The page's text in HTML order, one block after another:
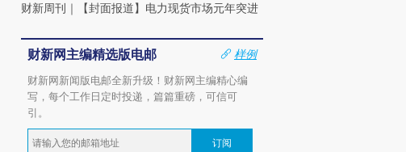
财新周刊 ｜ 【封面报道】电力现货市场元年突进
财新网主编精选版电邮
样例
财新网新闻版电邮全新升级！财新网主编精心编
写，每个工作日定时投递，篇篇重磅，可信可
引。
订阅